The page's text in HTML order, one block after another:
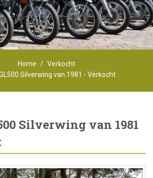
Home
Verkocht
Silverwing van 1981 - Verkocht
Silverwing van 1981